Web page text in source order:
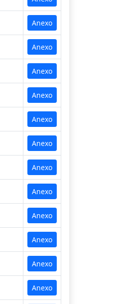
Anexo
Anexo
Anexo
Anexo
Anexo
Anexo
Anexo
Anexo
Anexo
Anexo
Anexo
Anexo